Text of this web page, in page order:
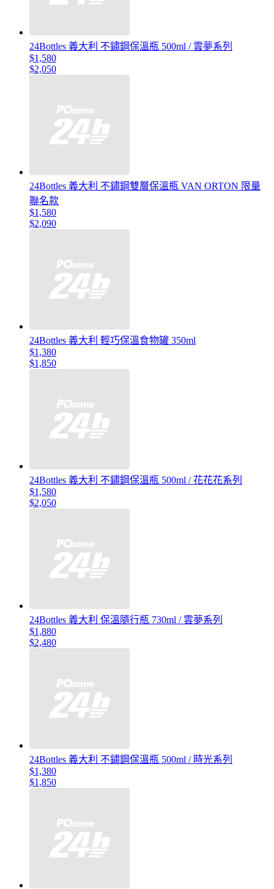
24Bottles 義大利 不鏽鋼保溫瓶 500ml / 雲夢系列
$1,580
$2,050
24Bottles 義大利 不鏽鋼雙層保溫瓶 VAN ORTON 限量
聯名款
$1,580
$2,090
24Bottles 義大利 輕巧保溫食物罐 350ml
$1,380
$1,850
24Bottles 義大利 不鏽鋼保溫瓶 500ml / 花花花系列
$1,580
$2,050
24Bottles 義大利 保溫隨行瓶 730ml / 雲夢系列
$1,880
$2,480
24Bottles 義大利 不鏽鋼保溫瓶 500ml / 時光系列
$1,380
$1,850